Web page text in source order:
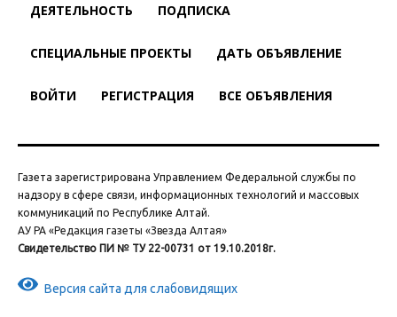
ДЕЯТЕЛЬНОСТЬ ПОДПИСКА
СПЕЦИАЛЬНЫЕ ПРОЕКТЫ ДАТЬ ОБЪЯВЛЕНИЕ
ВОЙТИ РЕГИСТРАЦИЯ ВСЕ ОБЪЯВЛЕНИЯ
Газета зарегистрирована Управлением Федеральной службы по
надзору в сфере связи, информационных технологий и массовых
коммуникаций по Республике Алтай.
АУ РА «Редакция газеты «Звезда Алтая»
Свидетельство ПИ № ТУ 22-00731 от 19.10.2018г.
Версия сайта для слабовидящих